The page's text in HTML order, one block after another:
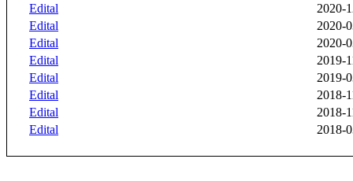
Edital
2020-
Edital
2020-
Edital
2020-
Edital
2019-
Edital
2019-
Edital
2018-
Edital
2018-
Edital
2018-